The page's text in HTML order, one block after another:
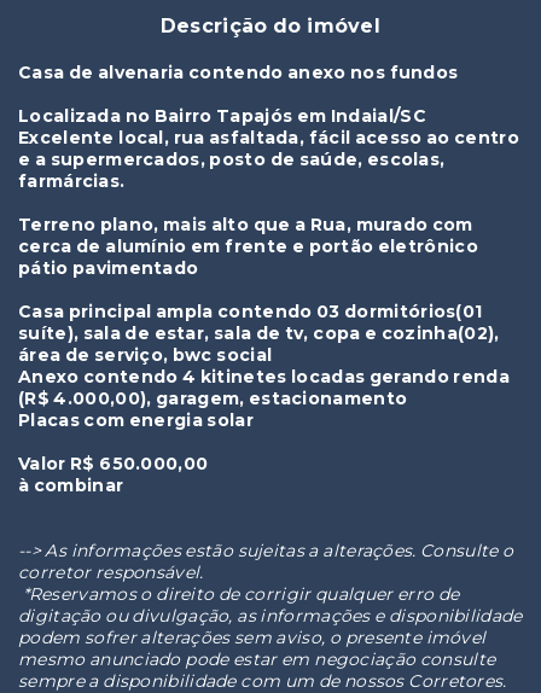
Descrição do imóvel
Casa de alvenaria contendo anexo nos fundos
Localizada no Bairro Tapajós em Indaial/SC
Excelente local, rua asfaltada, fácil acesso ao centro
e a supermercados, posto de saúde, escolas,
farmárcias.
Terreno plano, mais alto que a Rua, murado com
cerca de alumínio em frente e portão eletrônico
pátio pavimentado
Casa principal ampla contendo 03 dormitórios(01
suíte), sala de estar, sala de tv, copa e cozinha(02),
área de serviço, bwc social
Anexo contendo 4 kitinetes locadas gerando renda
(R$ 4.000,00), garagem, estacionamento
Placas com energia solar
Valor R$ 650.000,00
à combinar
--> As informações estão sujeitas a alterações. Consulte o
corretor responsável.
*Reservamos o direito de corrigir qualquer erro de
digitação ou divulgação, as informações e disponibilidade
podem sofrer alterações sem aviso, o presente imóvel
mesmo anunciado pode estar em negociação consulte
sempre a disponibilidade com um de nossos Corretores.